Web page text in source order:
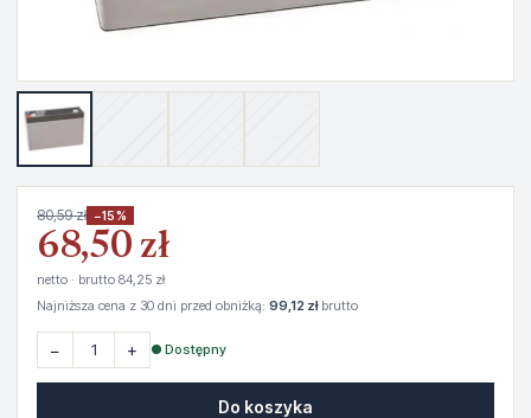
80,59 zł −15%
68,50 zł
netto · brutto 84,25 zł
Najniższa cena z 30 dni przed obniżką: 99,12 złbrutto
− + ● Dostępny
Do koszyka